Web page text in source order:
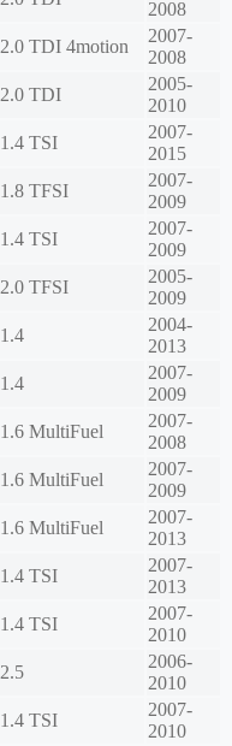
2008
2.0 TDI 4motion
2007-
2008
2.0 TDI
2005-
2010
1.4 TSI
2007-
2015
1.8 TFSI
2007-
2009
1.4 TSI
2007-
2009
2.0 TFSI
2005-
2009
1.4
2004-
2013
1.4
2007-
2009
1.6 MultiFuel
2007-
2008
1.6 MultiFuel
2007-
2009
1.6 MultiFuel
2007-
2013
1.4 TSI
2007-
2013
1.4 TSI
2007-
2010
2.5
2006-
2010
1.4 TSI
2007-
2010